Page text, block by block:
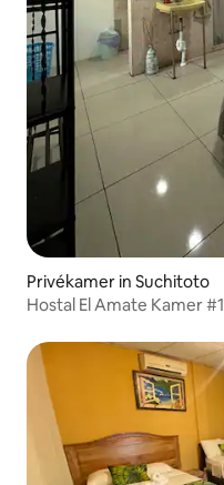
Privékamer in Suchitoto
Hostal El Amate Kamer #1